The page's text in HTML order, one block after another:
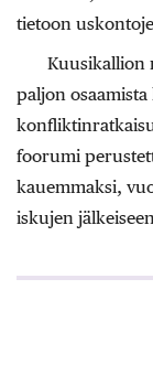
tietoon
Kuusikallion
paljon
foorumi
kauemmaksi,
iskujen